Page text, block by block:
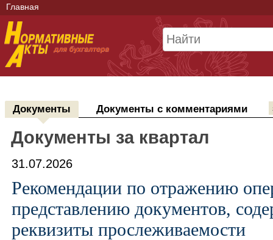
Главная
Документы Документы с комментариями
Документы за квартал
31.07.2026
Рекомендации по отражению
представлению документов,
реквизиты прослеживаемости